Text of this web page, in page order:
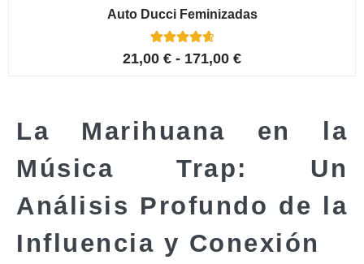
Auto Ducci Feminizadas
Valorado con
4.75
4
21,00 € - 171,00 €
La Marihuana en la
Música Trap: Un
Análisis Profundo de la
Influencia y Conexión